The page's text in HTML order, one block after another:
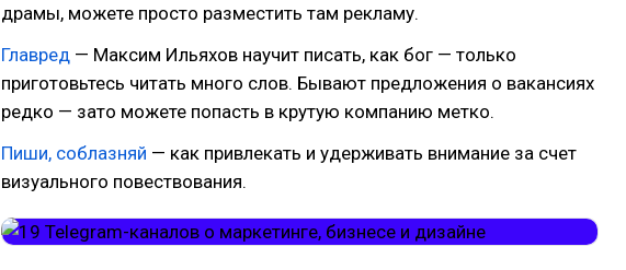
драмы, можете просто разместить там рекламу.
Главред — Максим Ильяхов научит писать, как бог — только
приготовьтесь читать много слов. Бывают предложения о вакансиях
редко — зато можете попасть в крутую компанию метко.
Пиши, соблазняй — как привлекать и удерживать внимание за счет
визуального повествования.